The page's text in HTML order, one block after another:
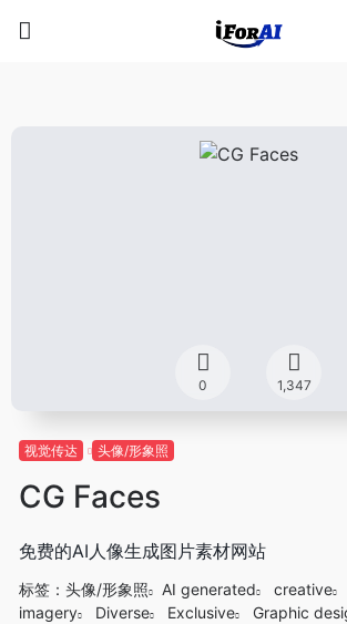
0 1,347
视觉传达 头像/形象照
CG Faces
免费的AI人像生成图片素材网站
标签： 头像/形象照 AI generated creative
imagery
Diverse Exclusive Graphic